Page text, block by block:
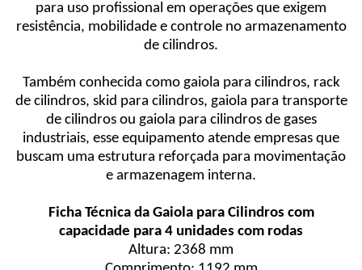
para uso profissional em operações que exigem
resistência, mobilidade e controle no armazenamento
de cilindros.
Também conhecida como gaiola para cilindros, rack
de cilindros, skid para cilindros, gaiola para transporte
de cilindros ou gaiola para cilindros de gases
industriais, esse equipamento atende empresas que
buscam uma estrutura reforçada para movimentação
e armazenagem interna.
Ficha Técnica da Gaiola para Cilindros com
capacidade para 4 unidades com rodas
Altura: 2368 mm